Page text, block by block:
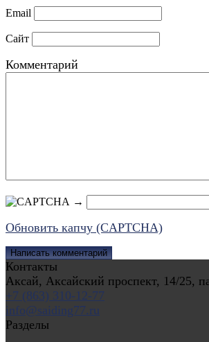
Email
Сайт
Комментарий
→
Обновить капчу (CAPTCHA)
Контакты
Аксай, Аксайский проспект, 14/25,
+7 (863) 310-12-77
info@saiding77.ru
Разделы